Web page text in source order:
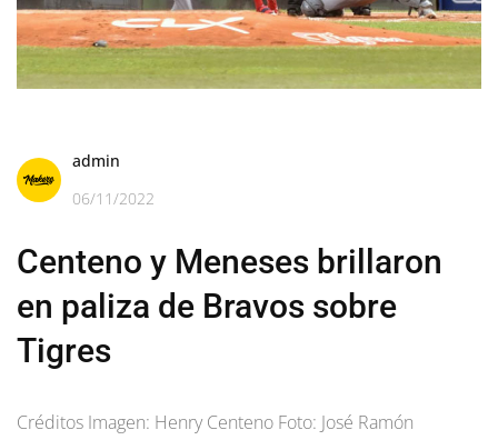
admin
06/11/2022
Centeno y Meneses brillaron
en paliza de Bravos sobre
Tigres
Créditos Imagen: Henry Centeno Foto: José Ramón